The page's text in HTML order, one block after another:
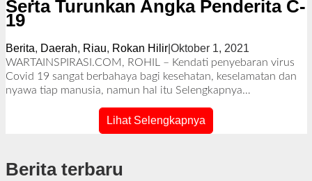
Serta Turunkan Angka Penderita C-
19
Berita, Daerah, Riau, Rokan Hilir| Oktober 1, 2021
l
e
h
WARTAINSPIRASI.COM, ROHIL – Kendati penyebaran virus
Covid 19 sangat berbahaya bagi kesehatan, keselamatan dan
nyawa tiap manusia, namun hal itu Selengkapnya…
Lihat Selengkapnya
Berita terbaru